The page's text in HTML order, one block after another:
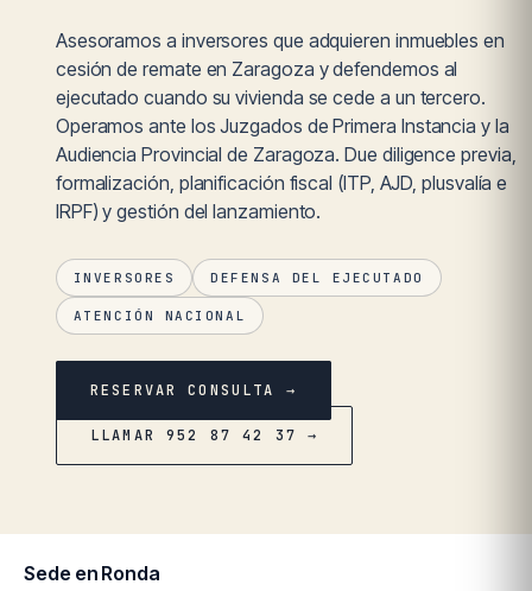
Asesoramos a inversores que adquieren inmuebles en
cesión de remate en Zaragoza y defendemos al
ejecutado cuando su vivienda se cede a un tercero.
Operamos ante los Juzgados de Primera Instancia y la
Audiencia Provincial de Zaragoza. Due diligence previa,
formalización, planificación fiscal (ITP, AJD, plusvalía e
IRPF) y gestión del lanzamiento.
INVERSORES DEFENSA DEL EJECUTADO
ATENCIÓN NACIONAL
RESERVAR CONSULTA →
LLAMAR 952 87 42 37 →
Sede en Ronda